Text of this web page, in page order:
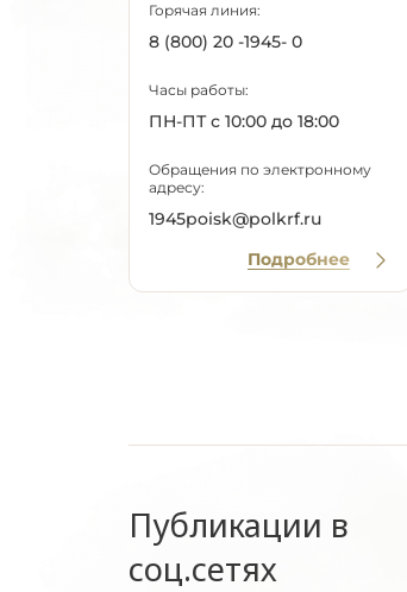
Горячая линия:
8 (800) 20 -1945- 0
Часы работы:
ПН-ПТ с 10:00 до 18:00
Обращения по электронному
адресу:
1945poisk@polkrf.ru
Подробнее
Публикации в
соц.сетях